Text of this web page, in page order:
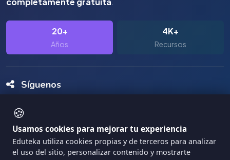
🍪
Usamos cookies para mejorar tu experiencia
Eduteka utiliza cookies propias y de terceros para analizar
el uso del sitio, personalizar contenido y mostrarte
20+
Años
4K+
Recursos
Síguenos
Copyright Eduteka 2001-2026 - Universidad ICESI